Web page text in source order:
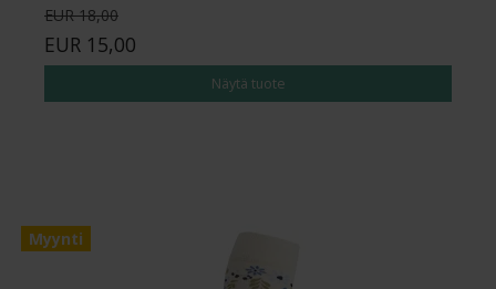
EUR 18,00
EUR 15,00
Näytä tuote
Myynti